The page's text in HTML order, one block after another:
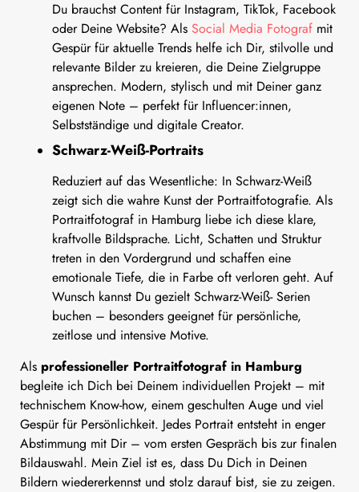
Du brauchst Content für Instagram, TikTok, Facebook
oder Deine Website? Als Social Media Fotograf mit
Gespür für aktuelle Trends helfe ich Dir, stilvolle und
relevante Bilder zu kreieren, die Deine Zielgruppe
ansprechen. Modern, stylisch und mit Deiner ganz
eigenen Note – perfekt für Influencer:innen,
Selbstständige und digitale Creator.
Schwarz-Weiß-Portraits
Reduziert auf das Wesentliche: In Schwarz-Weiß
zeigt sich die wahre Kunst der Portraitfotografie. Als
Portraitfotograf in Hamburg liebe ich diese klare,
kraftvolle Bildsprache. Licht, Schatten und Struktur
treten in den Vordergrund und schaffen eine
emotionale Tiefe, die in Farbe oft verloren geht. Auf
Wunsch kannst Du gezielt Schwarz-Weiß- Serien
buchen – besonders geeignet für persönliche,
zeitlose und intensive Motive.
Als professioneller Portraitfotograf in Hamburg
begleite ich Dich bei Deinem individuellen Projekt – mit
technischem Know-how, einem geschulten Auge und viel
Gespür für Persönlichkeit. Jedes Portrait entsteht in enger
Abstimmung mit Dir – vom ersten Gespräch bis zur finalen
Bildauswahl. Mein Ziel ist es, dass Du Dich in Deinen
Bildern wiedererkennst und stolz darauf bist, sie zu zeigen.